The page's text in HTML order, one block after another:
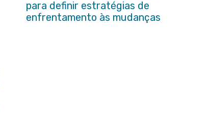
para definir estratégias de
enfrentamento às mudanças